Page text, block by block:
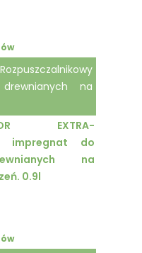
na
EXTRA-
impregnat do
na
0.9l